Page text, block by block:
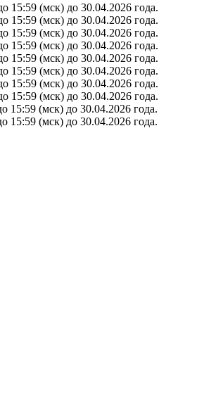
15:59 (мск) до 30.04.2026 года.
15:59 (мск) до 30.04.2026 года.
15:59 (мск) до 30.04.2026 года.
15:59 (мск) до 30.04.2026 года.
15:59 (мск) до 30.04.2026 года.
15:59 (мск) до 30.04.2026 года.
15:59 (мск) до 30.04.2026 года.
15:59 (мск) до 30.04.2026 года.
15:59 (мск) до 30.04.2026 года.
15:59 (мск) до 30.04.2026 года.